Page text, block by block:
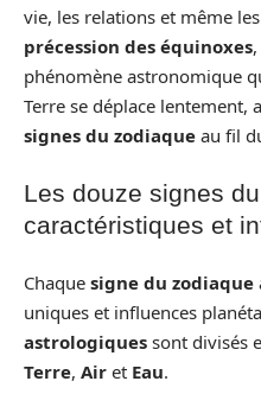
vie, les relations et même
précession des équinoxes
phénomène astronomique
Terre se déplace lentement,
signes du zodiaque au fil
Les douze signes
caractéristiques et
Chaque signe du zodiaque
uniques et influences
astrologiques sont divisés
Terre, Air et Eau.